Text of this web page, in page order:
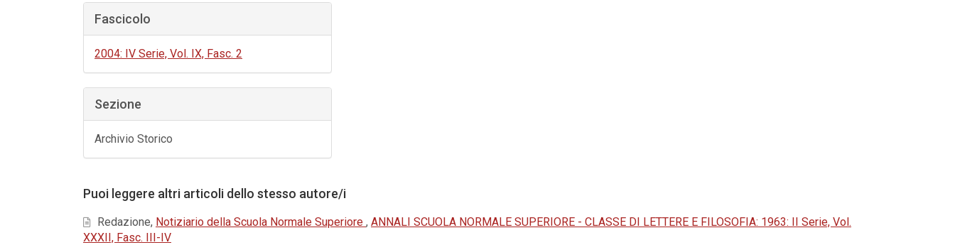
Fascicolo
2004: IV Serie, Vol. IX, Fasc. 2
Sezione
Archivio Storico
Puoi leggere altri articoli dello stesso autore/i
Redazione, Notiziario della Scuola Normale Superiore , ANNALI SCUOLA NORMALE SUPERIORE - CLASSE DI LETTERE E FILOSOFIA: 1963: II Serie, Vol.
XXXII, Fasc. III-IV